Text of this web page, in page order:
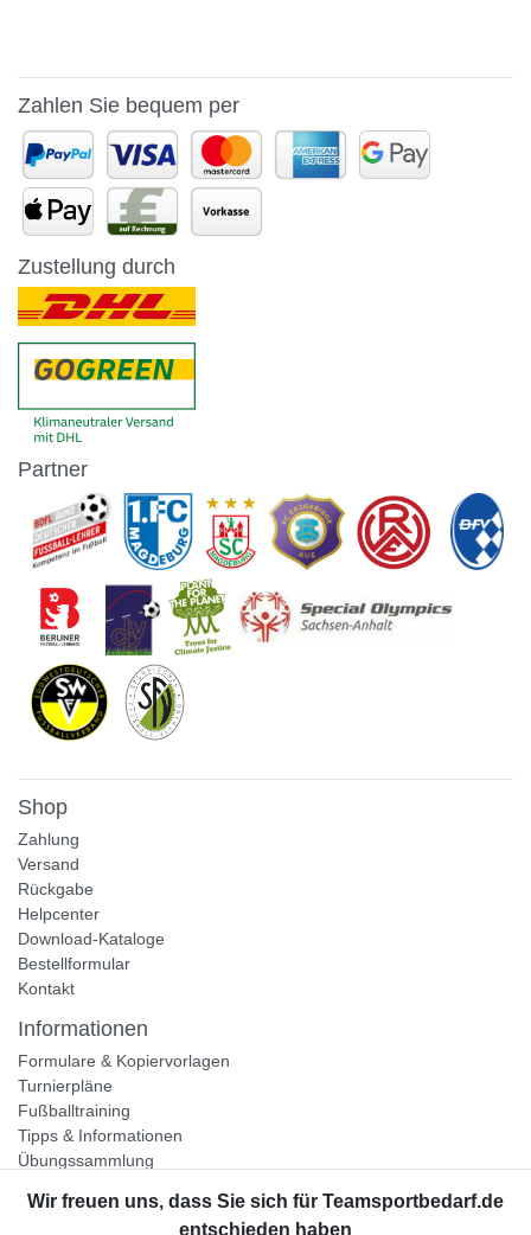
Zahlen Sie bequem per
Zustellung durch
Partner
Shop
Zahlung
Versand
Rückgabe
Helpcenter
Download-Kataloge
Bestellformular
Kontakt
Informationen
Formulare & Kopiervorlagen
Turnierpläne
Fußballtraining
Tipps & Informationen
Übungssammlung
Unternehmen